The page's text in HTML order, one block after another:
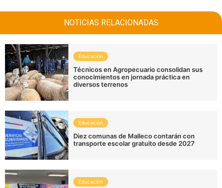
NOTICIAS RELACIONADAS
Educación
Técnicos en Agropecuario consolidan sus
conocimientos en jornada práctica en
diversos terrenos
Educación
Diez comunas de Malleco contarán con
transporte escolar gratuito desde 2027
Educación